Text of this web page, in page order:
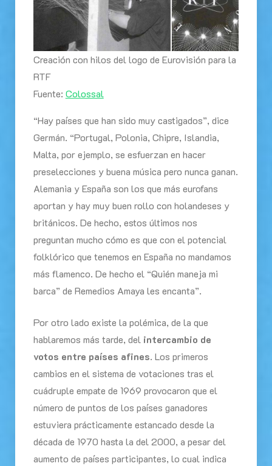
Creación con hilos del logo de Eurovisión para la
RTF
Fuente: Colossal
“Hay países que han sido muy castigados”, dice
Germán. “Portugal, Polonia, Chipre, Islandia,
Malta, por ejemplo, se esfuerzan en hacer
preselecciones y buena música pero nunca ganan.
Alemania y España son los que más eurofans
aportan y hay muy buen rollo con holandeses y
británicos. De hecho, estos últimos nos
preguntan mucho cómo es que con el potencial
folklórico que tenemos en España no mandamos
más flamenco. De hecho el “Quién maneja mi
barca” de Remedios Amaya les encanta”.
Por otro lado existe la polémica, de la que
hablaremos más tarde, del intercambio de
votos entre países afines. Los primeros
cambios en el sistema de votaciones tras el
cuádruple empate de 1969 provocaron que el
número de puntos de los países ganadores
estuviera prácticamente estancado desde la
década de 1970 hasta la del 2000, a pesar del
aumento de países participantes, lo cual indica